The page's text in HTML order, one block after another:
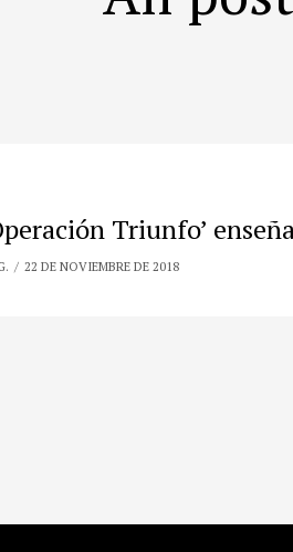
Triunfo’
22 DE NOVIEMBRE DE 2018